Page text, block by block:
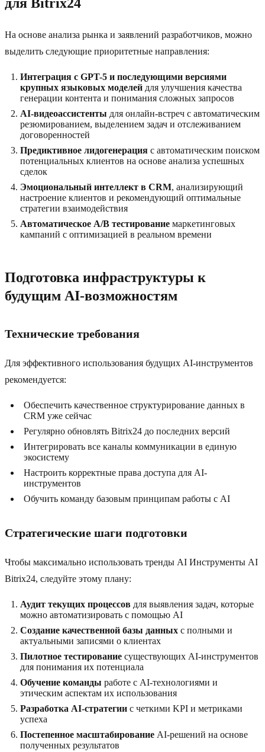
На основе анализа рынка и заявлений разработчиков, можно
выделить следующие приоритетные направления:
Интеграция с GPT-5 и последующими версиями
крупных языковых моделей для улучшения качества
генерации контента и понимания сложных запросов
AI-видеоассистенты для онлайн-встреч с автоматическим
резюмированием, выделением задач и отслеживанием
договоренностей
Предиктивное лидогенерация с автоматическим поиском
потенциальных клиентов на основе анализа успешных
сделок
Эмоциональный интеллект в CRM, анализирующий
настроение клиентов и рекомендующий оптимальные
стратегии взаимодействия
Автоматическое A/B тестирование маркетинговых
кампаний с оптимизацией в реальном времени
Подготовка инфраструктуры к
будущим AI-возможностям
Технические требования
Для эффективного использования будущих AI-инструментов
рекомендуется:
Обеспечить качественное структурирование данных в
CRM уже сейчас
Регулярно обновлять Bitrix24 до последних версий
Интегрировать все каналы коммуникации в единую
экосистему
Настроить корректные права доступа для AI-
инструментов
Обучить команду базовым принципам работы с AI
Стратегические шаги подготовки
Чтобы максимально использовать тренды AI Инструменты AI
Bitrix24, следуйте этому плану:
Аудит текущих процессов для выявления задач, которые
можно автоматизировать с помощью AI
Создание качественной базы данных с полными и
актуальными записями о клиентах
Пилотное тестирование существующих AI-инструментов
для понимания их потенциала
Обучение команды работе с AI-технологиями и
этическим аспектам их использования
Разработка AI-стратегии с четкими KPI и метриками
успеха
Постепенное масштабирование AI-решений на основе
полученных результатов